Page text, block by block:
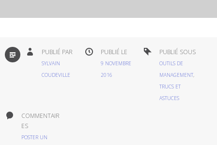
PAR
DÉFAUT
PUBLIÉ PAR
SYLVAIN
COUDEVILLE
PUBLIÉ LE
9 NOVEMBRE
2016
PUBLIÉ SOUS
OUTILS DE
MANAGEMENT,
TRUCS ET
ASTUCES
COMMENTAIR
ES
POSTER UN